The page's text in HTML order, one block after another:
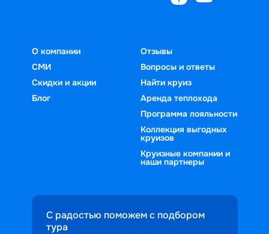
О компании
СМИ
Скидки и акции
Блог
Отзывы
Вопросы и ответы
Найти круиз
Аренда теплохода
Программа лояльности
Коллекция выгодных
круизов
Круизные компании и
наши партнеры
С радостью поможем с подбором
тура